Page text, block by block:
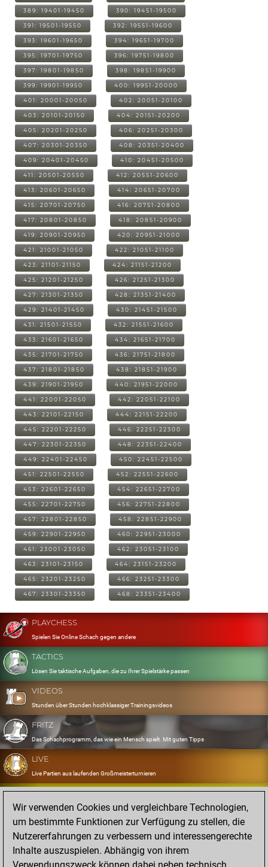
389: 19401-19450 390: 19451-19500
391: 19501-19550 392: 19551-19600
393: 19601-19650 394: 19651-19700
395: 19701-19750 396: 19751-19800
397: 19801-19850 398: 19851-19900
399: 19901-19950 400: 19951-20000
401: 20001-20050 402: 20051-20100
403: 20101-20150 404: 20151-20200
405: 20201-20250 406: 20251-20300
407: 20301-20350 408: 20351-20400
409: 20401-20450 410: 20451-20500
411: 20501-20550 412: 20551-20600
413: 20601-20650 414: 20651-20700
415: 20701-20750 416: 20751-20800
417: 20801-20850 418: 20851-20900
419: 20901-20950 420: 20951-21000
421: 21001-21050 422: 21051-21100
423: 21101-21150 424: 21151-21200
425: 21201-21250 426: 21251-21300
427: 21301-21350 428: 21351-21400
429: 21401-21450 430: 21451-21500
431: 21501-21550 432: 21551-21600
433: 21601-21650 434: 21651-21700
435: 21701-21750 436: 21751-21800
437: 21801-21850 438: 21851-21900
439: 21901-21950 440: 21951-22000
441: 22001-22050 442: 22051-22100
443: 22101-22150 444: 22151-22200
445: 22201-22250 446: 22251-22300
447: 22301-22350 448: 22351-22400
449: 22401-22450 450: 22451-22500
451: 22501-22550 452: 22551-22600
453: 22601-22650 454: 22651-22700
455: 22701-22750 456: 22751-22800
457: 22801-22850 458: 22851-22900
459: 22901-22950 460: 22951-23000
461: 23001-23050 462: 23051-23100
463: 23101-23150 464: 23151-23200
465: 23201-23250 466: 23251-23300
467: 23301-23350 468: 23351-23400
PLAYCHESS
Spielen Sie Online Schach gegen andere
TACTICS
Lösen Sie taktische Aufgaben, die zu Ihrer Spielstärke passen
VIDEOS
Stunden über Stunden hochklassiger Trainingsvideos
FRITZ
Das Schachprogramm, das wie ein Mensch spielt. Mit guten Tipps
LIVE
Live Partien aus laufenden Großmeisterturnieren
OPENINGS
Erfassen und Üben Sie Ihr Eröffnungsrepertoire
DATABASE
Acht Millionen starke Partien
MYGAMES
Wir verwenden Cookies und vergleichbare Technologien,
um bestimmte Funktionen zur Verfügung zu stellen, die
Nutzererfahrungen zu verbessern und interessengerechte
Inhalte auszuspielen. Abhängig von ihrem